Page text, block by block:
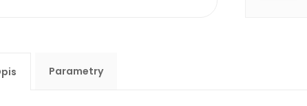
Parametry